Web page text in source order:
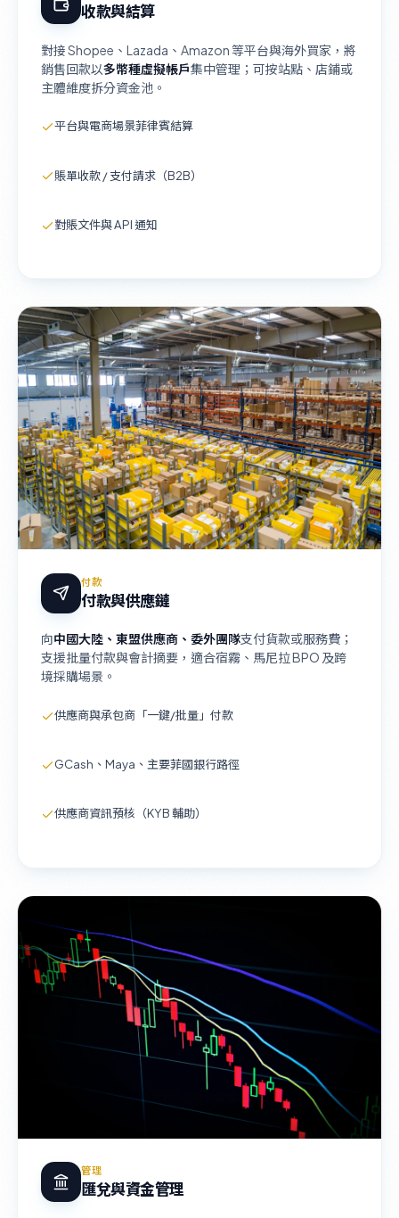
收款與結算
對接 Shopee、Lazada、Amazon 等平台與海外買家，將
銷售回款以多幣種虛擬帳戶集中管理；可按站點、店鋪或
主體維度拆分資金池。
平台與電商場景菲律賓結算
賬單收款 / 支付請求（B2B）
對賬文件與 API 通知
付款
付款與供應鏈
向中國大陸、東盟供應商、委外團隊支付貨款或服務費；
支援批量付款與會計摘要，適合宿霧、馬尼拉 BPO 及跨
境採購場景。
供應商與承包商「一鍵/批量」付款
GCash、Maya、主要菲國銀行路徑
供應商資訊預核（KYB 輔助）
管理
匯兌與資金管理